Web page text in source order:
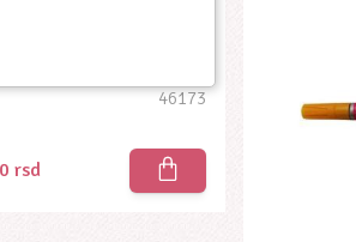
46173
rsd